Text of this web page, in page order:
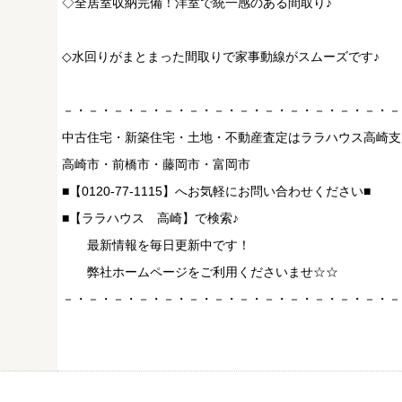
◇水回りがまとまった間取りで家事動線がスムーズです♪
－・－・－・－・－・－・－・－・－・－・－・－・－・
中古住宅・新築住宅・土地・不動産査定はララハウス高崎
高崎市・前橋市・藤岡市・富岡市
■【0120-77-1115】へお気軽にお問い合わせください■
■【ララハウス 高崎】で検索♪
最新情報を毎日更新中です！
弊社ホームページをご利用くださいませ☆☆
－・－・－・－・－・－・－・－・－・－・－・－・－・